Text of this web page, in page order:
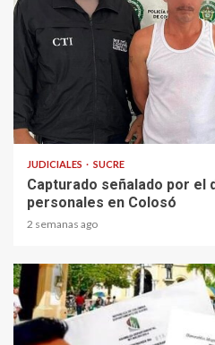
1 min read
JUDICIALES SUCRE
Capturado señalado por el
personales en Colosó
2 semanas ago